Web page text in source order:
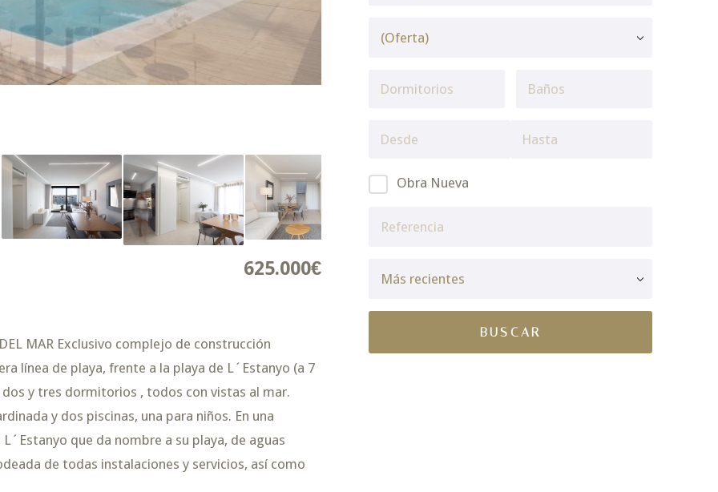
625.000€
DEL MAR Exclusivo complejo de construcción
línea de playa, frente a la playa de L´Estanyo (a 7
y tres dormitorios , todos con vistas al mar.
y dos piscinas, una para niños. En una
que da nombre a su playa, de aguas
de todas instalaciones y servicios, así como
Obra Nueva